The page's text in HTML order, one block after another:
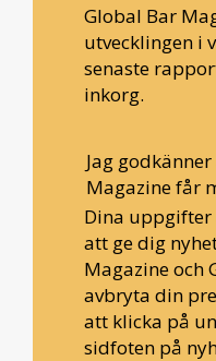
Global Bar
utvecklingen i
senaste
inkorg.
Jag
Magazine får
Dina uppgifter
att ge dig
Magazine och
avbryta din
att klicka på
sidfoten på